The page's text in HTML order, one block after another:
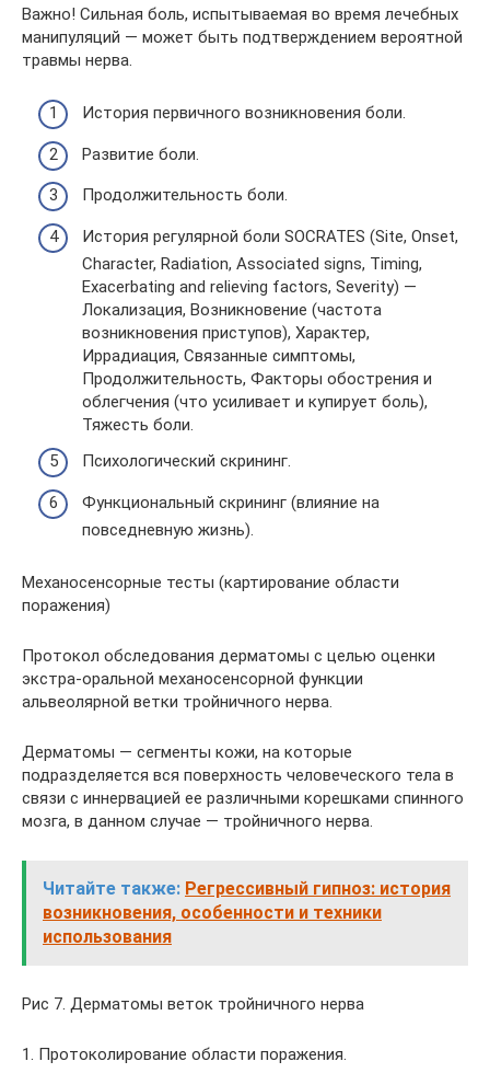
Важно! Сильная боль, испытываемая во время лечебных
манипуляций — может быть подтверждением вероятной
травмы нерва.
История первичного возникновения боли.
Развитие боли.
Продолжительность боли.
История регулярной боли SOCRATES (Site, Onset,
Character, Radiation, Associated signs, Timing,
Exacerbating and relieving factors, Severity) —
Локализация, Возникновение (частота
возникновения приступов), Характер,
Иррадиация, Связанные симптомы,
Продолжительность, Факторы обострения и
облегчения (что усиливает и купирует боль),
Тяжесть боли.
Психологический скрининг.
Функциональный скрининг (влияние на
повседневную жизнь).
Механосенсорные тесты (картирование области
поражения)
Протокол обследования дерматомы с целью оценки
экстра-оральной механосенсорной функции
альвеолярной ветки тройничного нерва.
Дерматомы — сегменты кожи, на которые
подразделяется вся поверхность человеческого тела в
связи с иннервацией ее различными корешками спинного
мозга, в данном случае — тройничного нерва.
Читайте также: Регрессивный гипноз: история
возникновения, особенности и техники
использования
Рис 7. Дерматомы веток тройничного нерва
1. Протоколирование области поражения.